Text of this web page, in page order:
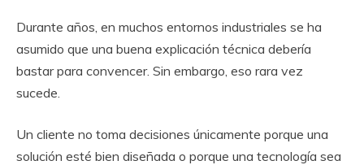
Durante años, en muchos entornos industriales se ha
asumido que una buena explicación técnica debería
bastar para convencer. Sin embargo, eso rara vez
sucede.
Un cliente no toma decisiones únicamente porque una
solución esté bien diseñada o porque una tecnología sea